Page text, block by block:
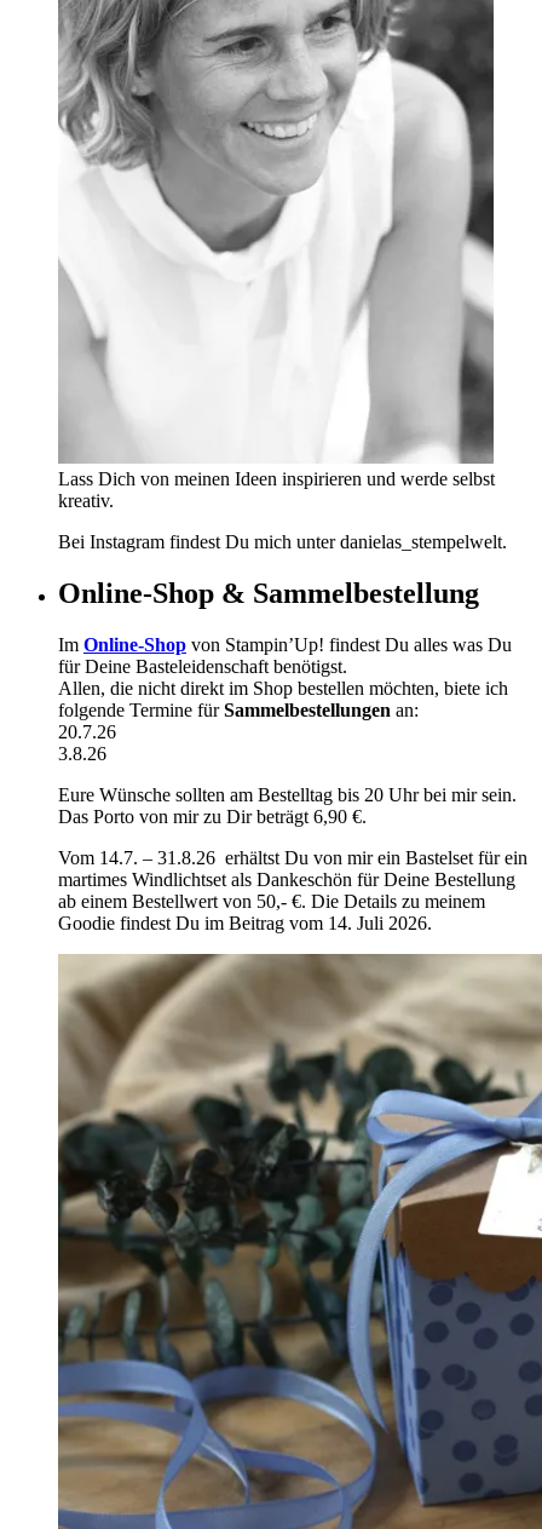
Lass Dich von meinen Ideen inspirieren und werde selbst
kreativ.
Bei Instagram findest Du mich unter danielas_stempelwelt.
Online-Shop & Sammelbestellung
Im Online-Shop von Stampin’Up! findest Du alles was Du
für Deine Basteleidenschaft benötigst.
Allen, die nicht direkt im Shop bestellen möchten, biete ich
folgende Termine fürSammelbestellungen an:
20.7.26
3.8.26
Eure Wünsche sollten am Bestelltag bis 20 Uhr bei mir sein.
Das Porto von mir zu Dir beträgt 6,90 €.
Vom 14.7. – 31.8.26 erhältst Du von mir ein Bastelset für ein
martimes Windlichtset als Dankeschön für Deine Bestellung
ab einem Bestellwert von 50,- €. Die Details zu meinem
Goodie findest Du im Beitrag vom 14. Juli 2026.